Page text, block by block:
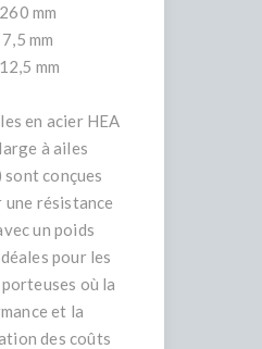
mm
mm
mm
en acier HEA
à ailes
sont conçues
résistance
un poids
pour les
où la
et la
des coûts